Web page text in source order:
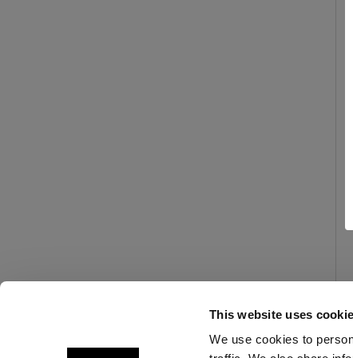
This website uses
We use cookies to